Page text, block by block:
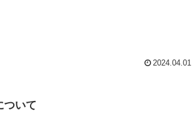
2024.04.01
ついて